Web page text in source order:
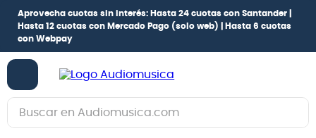
Aprovecha cuotas sin interés: Hasta 24 cuotas con Santander |
Hasta 12 cuotas con Mercado Pago (solo web) |
Hasta 6 cuotas
con Webpay
Buscar en Audiomusica.com